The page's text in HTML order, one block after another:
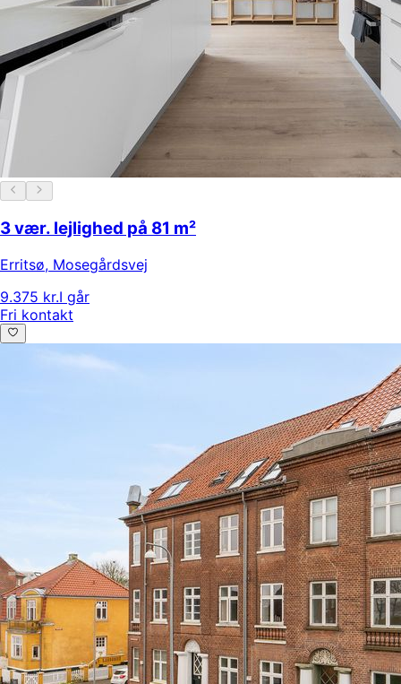
3 vær. lejlighed på 81 m²
Erritsø, Mosegårdsvej
9.375 kr.I går
Fri kontakt